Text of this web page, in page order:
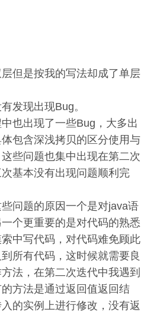
但是按我的写法却成了单层
发现出现Bug。
也出现了一些Bug，大多出
包含深浅拷贝的区分使用与
些问题也集中出现在第二次
基本没有出现问题顺利完
问题的原因一个是对java语
个更重要的是对代码的熟悉
中写代码，对代码难免顾此
所有代码，这时候就需要良
法，在第二次迭代中我遇到
方法是通过返回值返回结
的实例上进行修改，没有返